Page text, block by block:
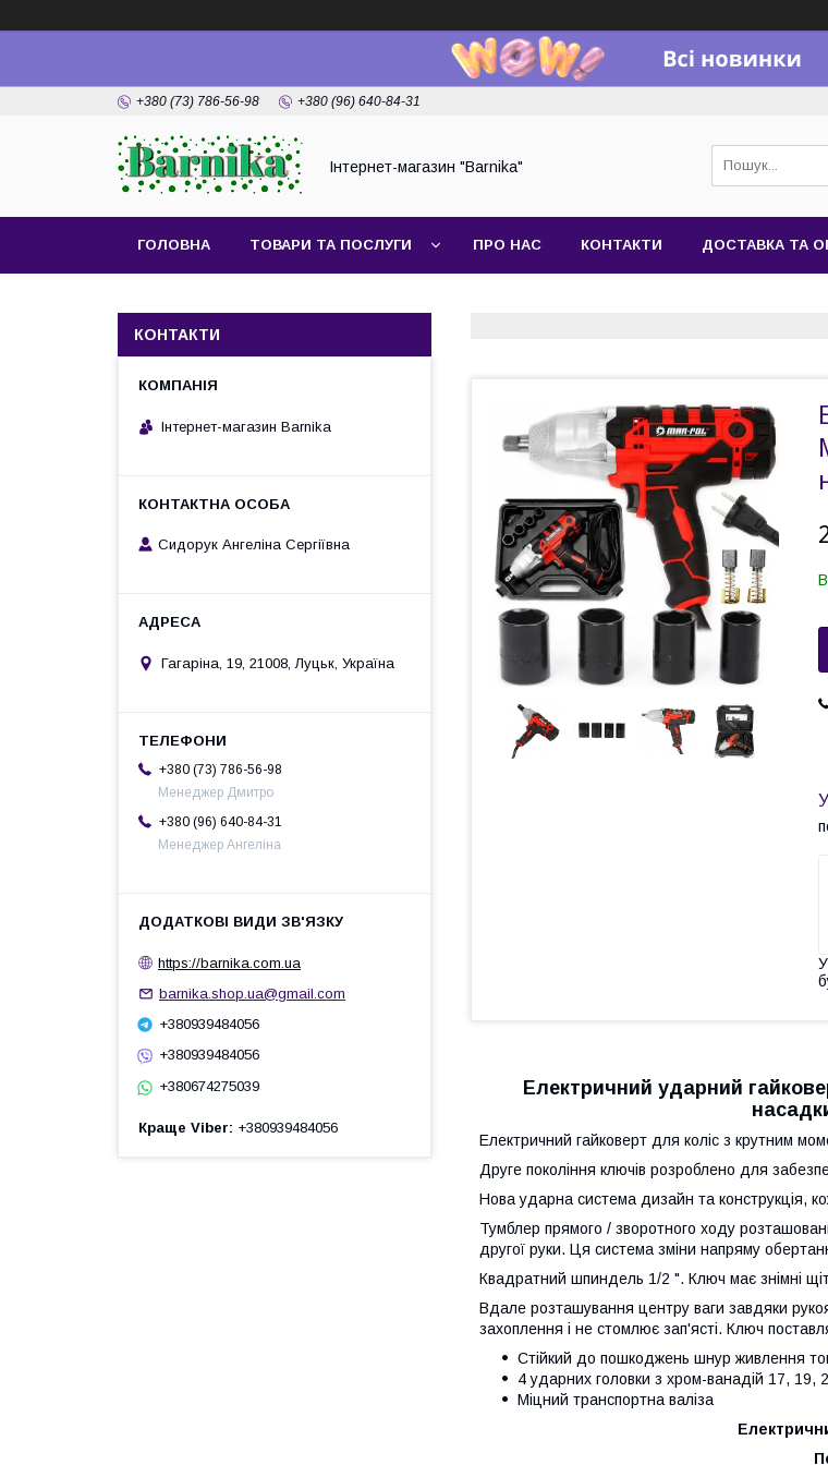
+380 (73) 786-56-98 +380 (96) 640-84-31
Інтернет-магазин "Barnika"
ГОЛОВНА ТОВАРИ ТА ПОСЛУГИ ПРО НАС КОНТАКТИ ДОСТАВКА ТА
Електричний ударний
Електричний гайковерт для коліс з крутним
Друге покоління ключів розроблено для
Нова ударна система дизайн та конструкція,
Тумблер прямого / зворотного ходу
другої руки. Ця система зміни напряму
Квадратний шпиндель 1/2 ". Ключ має знімні
Вдале розташування центру ваги завдяки
захоплення і не стомлює зап'ясті. Ключ
Стійкий до пошкоджень шнур живлення
4 ударних головки з хром-ванадій 17, 19,
Міцний транспортна валіза
КОНТАКТИ
Інтернет-магазин Barnika
Сидорук Ангеліна Сергіївна
Гагаріна, 19, 21008, Луцьк, Україна
+380 (73) 786-56-98
Менеджер Дмитро
+380 (96) 640-84-31
Менеджер Ангеліна
https://barnika.com.ua
barnika.shop.ua@gmail.com
+380939484056
+380939484056
+380674275039
Краще Viber +380939484056